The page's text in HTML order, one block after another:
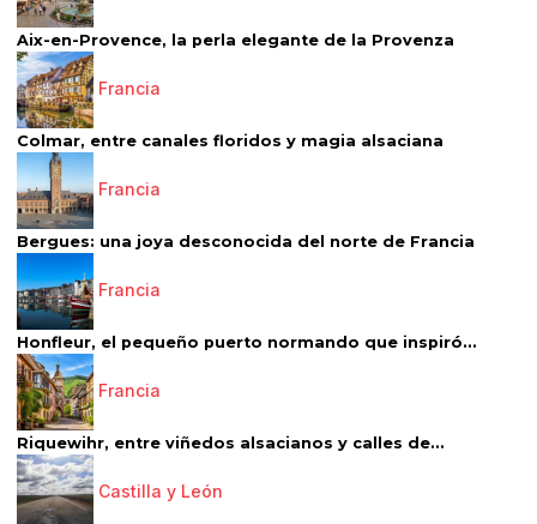
Aix-en-Provence, la perla elegante de la Provenza
Francia
Colmar, entre canales floridos y magia alsaciana
Francia
Bergues: una joya desconocida del norte de Francia
Francia
Honfleur, el pequeño puerto normando que inspiró...
Francia
Riquewihr, entre viñedos alsacianos y calles de...
Castilla y León